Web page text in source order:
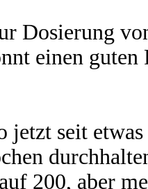
Dosierung
einen guten
jetzt seit
200, aber